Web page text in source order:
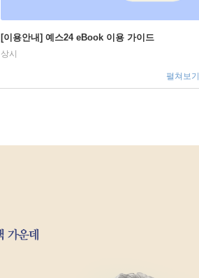
[이용안내] 예스24 eBook 이용 가이드
상시
펼쳐보기